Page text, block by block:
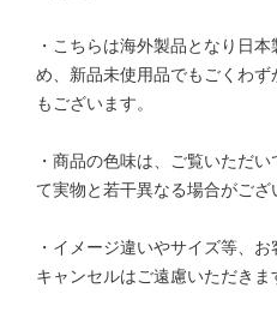
・こちらは海外製品となり日
め、新品未使用品でもごくわ
もございます。
・商品の色味は、ご覧いただ
て実物と若干異なる場合がござ
・イメージ違いやサイズ等、
キャンセルはご遠慮いただきま